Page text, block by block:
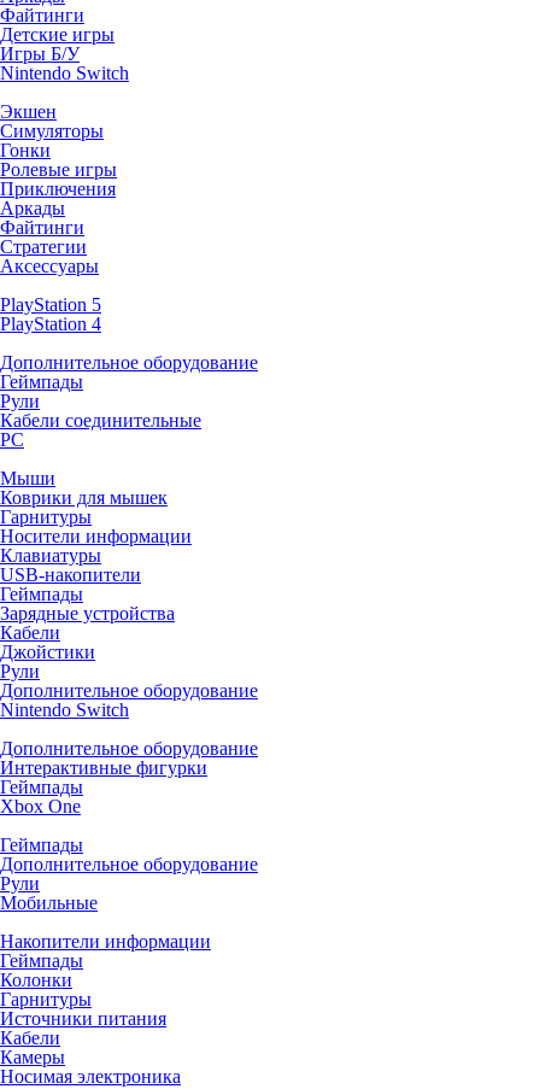
Файтинги
Детские игры
Игры Б/У
Nintendo Switch
Экшен
Симуляторы
Гонки
Ролевые игры
Приключения
Аркады
Файтинги
Стратегии
Аксессуары
PlayStation 5
PlayStation 4
Дополнительное оборудование
Геймпады
Рули
Кабели соединительные
PC
Мыши
Коврики для мышек
Гарнитуры
Носители информации
Клавиатуры
USB-накопители
Геймпады
Зарядные устройства
Кабели
Джойстики
Рули
Дополнительное оборудование
Nintendo Switch
Дополнительное оборудование
Интерактивные фигурки
Геймпады
Xbox One
Геймпады
Дополнительное оборудование
Рули
Мобильные
Накопители информации
Геймпады
Колонки
Гарнитуры
Источники питания
Кабели
Камеры
Носимая электроника